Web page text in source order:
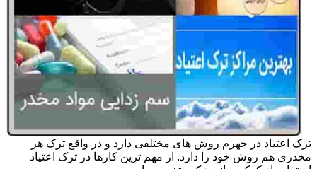
ترک اعتیاد در جهرم روش های مختلفی دارد و در واقع ترک هر
مخدری هم روش خود را دارد. از مهم ترین کارها در ترک اعتیاد